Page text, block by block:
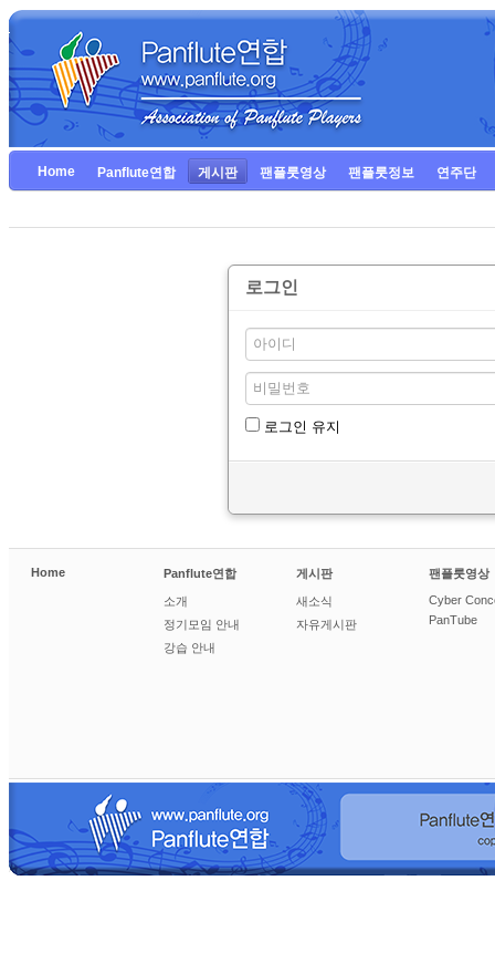
Home Panflute연합 게시판 팬플룻영상 팬플룻정보 연주단
로그인
로그인 유지
Home Panflute연합
소개
정기모임 안내
강습 안내
게시판
새소식
자유게시판
팬플룻영상
Cyber
PanTube